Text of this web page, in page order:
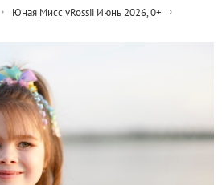
Юная Мисс vRossii Июнь 2026, 0+